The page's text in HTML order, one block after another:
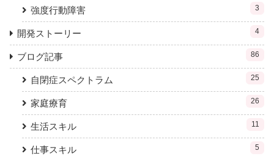
強度行動障害 3
開発ストーリー 4
ブログ記事 86
自閉症スペクトラム 25
家庭療育 26
生活スキル 11
仕事スキル 5